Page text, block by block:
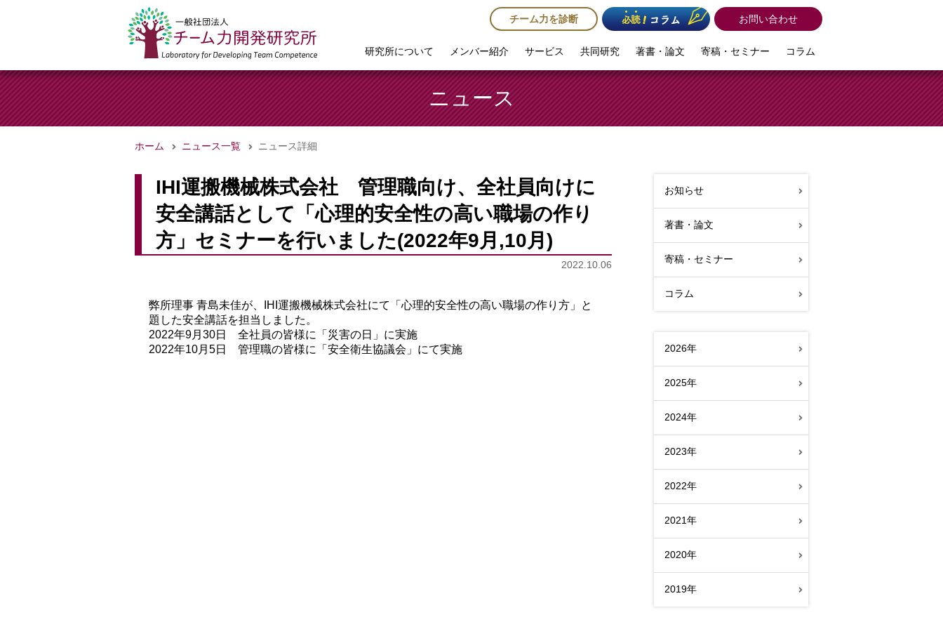
研究所について メンバー紹介 サービス 共同研究 著書・論文 寄稿・セミナー コラム
お問い合わせ
チーム力を診断
ニュース
ホーム ニュース一覧 ニュース詳細
IHI運搬機械株式会社 管理職向け、全社員向けに
安全講話として「心理的安全性の高い職場の作り
方」セミナーを行いました(2022年9月,10月)
2022.10.06
弊所理事 青島未佳が、IHI運搬機械株式会社にて「心理的安全性の高い職場の作り方」と
題した安全講話を担当しました。
2022年9月30日 全社員の皆様に「災害の日」に実施
2022年10月5日 管理職の皆様に「安全衛生協議会」にて実施
お知らせ
著書・論文
寄稿・セミナー
コラム
2026年
2025年
2024年
2023年
2022年
2021年
2020年
2019年